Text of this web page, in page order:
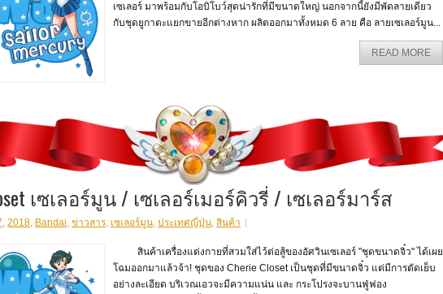
เซเลอร์ มาพร้อมกับโอบิโบว์สุดน่ารักที่มีขนาดใหญ่ นอกจากนี้ยังมีพัดลายเดียว
กับชุดยูกาตะแยกขายอีกต่างหาก ผลิตออกมาทั้งหมด 6 ลาย คือ ลายเซเลอร์มูน...
READ MORE
เซเลอร์มูน / เซเลอร์เมอร์คิวรี่ / เซเลอร์มาร์ส
, 2018, Bandai, ข่าวสาร, เซเลอร์มูน, ประเทศญี่ปุ่น, สินค้า
สินค้าเครื่องแต่งกายที่สวมใส่ไว้ต่อสู้ของอัศวินเซเลอร์ "ชุดขนาดจิ๋ว" ได้เผย
โฉมออกมาแล้วจ้า! ชุดของ Cherie Closet เป็นชุดที่มีขนาดจิ๋ว แต่มีการตัดเย็บ
อย่างละเอียด บริเวณเอวจะมีความแน่น และ กระโปรงจะบานฟู่ฟอง